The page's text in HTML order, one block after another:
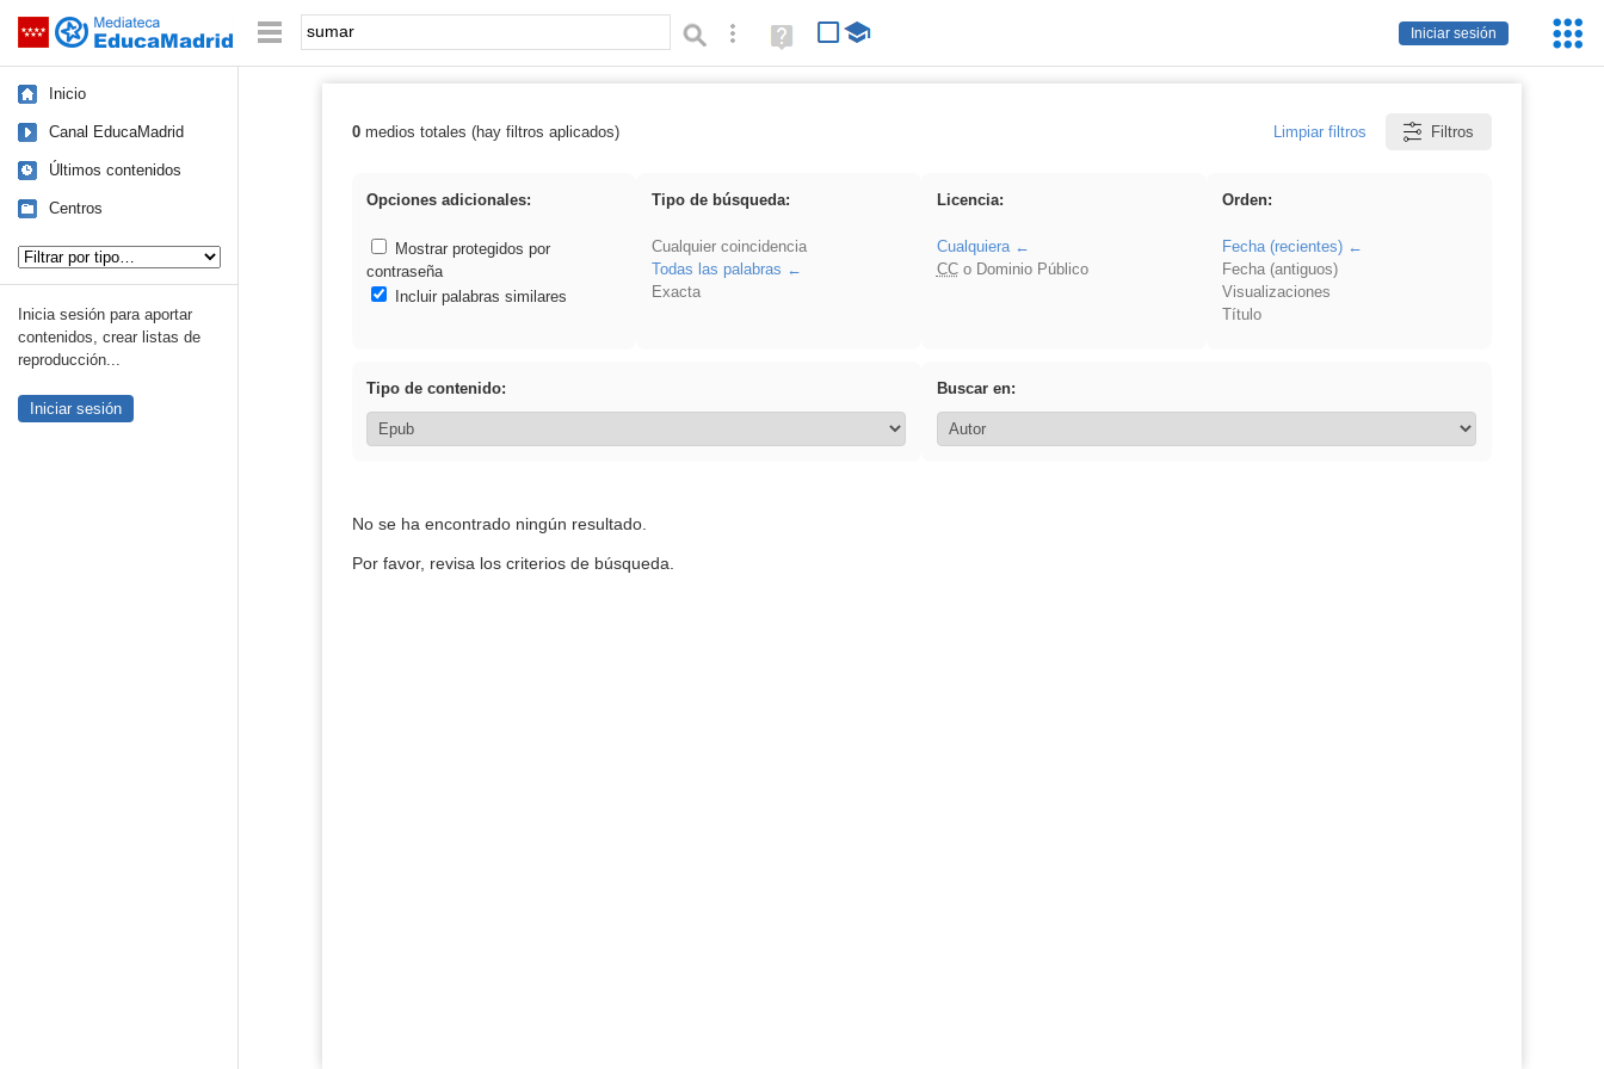
Saltar navegación
Iniciar sesión
Palabra o frase: Búsqueda avanzada
Ayuda
(en
Inicio
Canal EducaMadrid
Últimos contenidos
Centros
Inicia sesión para aportar
contenidos, crear listas de
reproducción...
Iniciar sesión
Resultados de: sumar
0medios totales (hay filtros aplicados) Limpiar filtros Filtros
Opciones adicionales:
Mostrar protegidos por
contraseña
Incluir palabras similares
Tipo de búsqueda:
Cualquier coincidencia
Todas las palabras
Exacta
Licencia:
Cualquiera
CCo Dominio Público
Orden:
Fecha (recientes)
Fecha (antiguos)
Visualizaciones
Título
Tipo de contenido: Buscar en:
No se ha encontrado ningún resultado.
Por favor, revisa los criterios de búsqueda.